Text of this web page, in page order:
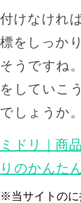
付けなけれ
標をしっか
そうですね
をしていこ
でしょうか。
ミドリ｜商
りのかんた
※当サイトのに